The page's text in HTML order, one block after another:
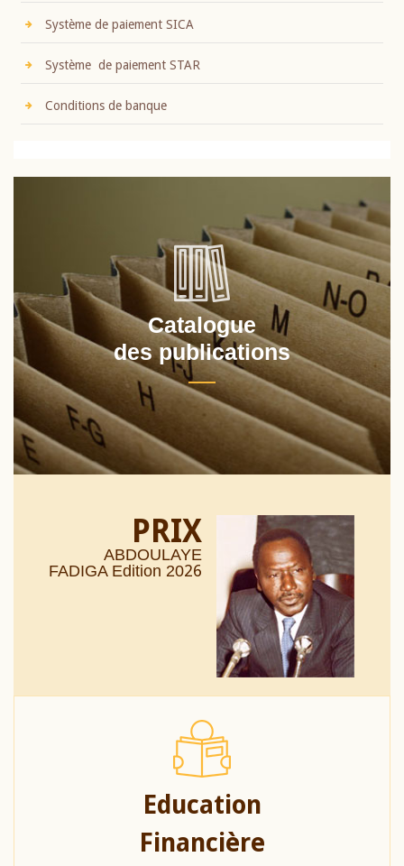
Système de paiement SICA
Système de paiement STAR
Conditions de banque
Catalogue
des publications
PRIX
ABDOULAYE
FADIGA Edition 2026
Education
Financière